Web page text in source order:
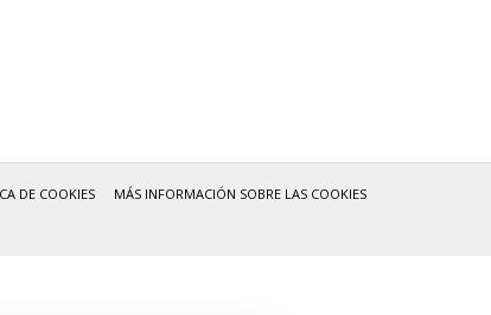
DE COOKIES
MÁS INFORMACIÓN SOBRE LAS COOKIES